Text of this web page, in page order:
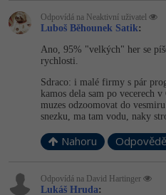
Copywriting -30%
MS Office -80%
Google Dokumenty
Inkscape
Fotografování -80%
Video
Ostatní
Odpovídá na Neaktivní uživatel
Luboš Běhounek Satik:
Ano, 95% "velkých" her se
rychlosti.
Sdraco: i malé firmy s pár
kamos dela sam po vecerech
muzes odzoomovat do
snezku, ma tam vodu, naky
Nahoru
Odpovídá na David Hartinger
Lukáš Hruda: